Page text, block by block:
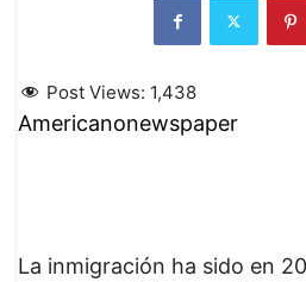
Post Views: 1,438
Americanonewspaper
La inmigración ha sido en